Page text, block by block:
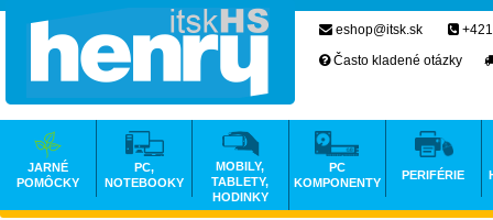
eshop@itsk.sk
Často kladené otázky
JARNÉ
POMÔCKY
PC,
NOTEBOOKY
MOBILY,
TABLETY,
HODINKY
PC
KOMPONENTY
PERIFÉRIE